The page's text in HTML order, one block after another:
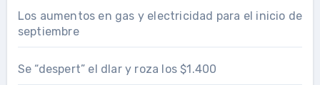
Los aumentos en gas y electricidad para el inicio de
septiembre
Se “despert” el dlar y roza los $1.400